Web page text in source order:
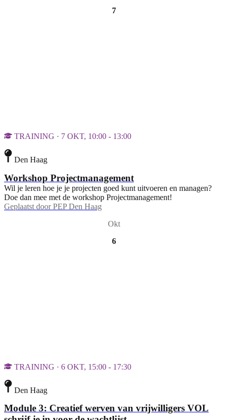
7
TRAINING · 7 OKT, 10:00 - 13:00
Den Haag
Workshop Projectmanagement
Wil je leren hoe je je projecten goed kunt uitvoeren en managen?
Doe dan mee met de workshop Projectmanagement!
Geplaatst door PEP Den Haag
Okt
6
TRAINING · 6 OKT, 15:00 - 17:30
Den Haag
Module 3: Creatief werven van vrijwilligers VOL